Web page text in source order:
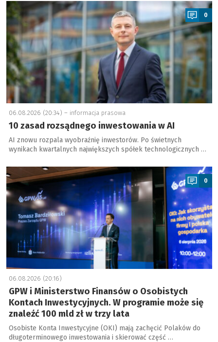
0
06.08.2026 (20:34) – informacja prasowa
10 zasad rozsądnego inwestowania w AI
AI znowu rozpala wyobraźnię inwestorów. Po świetnych
wynikach kwartalnych największych spółek technologicznych …
a
0
06.08.2026 (20:16)
GPW i Ministerstwo Finansów o Osobistych
Kontach Inwestycyjnych. W programie może się
znaleźć 100 mld zł w trzy lata
Osobiste Konta Inwestycyjne (OKI) mają zachęcić Polaków do
długoterminowego inwestowania i skierować część …